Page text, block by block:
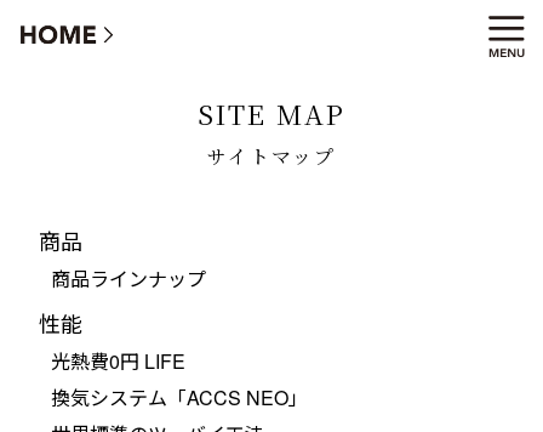
サイトマップ
SITE MAP
サイトマップ
商品
商品ラインナップ
性能
光熱費0円 LIFE
換気システム「ACCS NEO」